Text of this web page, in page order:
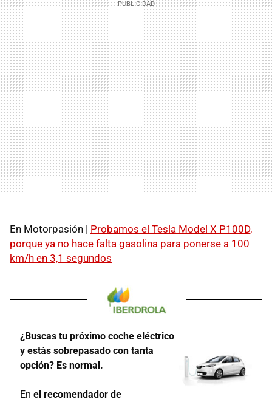
En Motorpasión | Probamos el Tesla Model X P100D,
porque ya no hace falta gasolina para ponerse a 100
km/h en 3,1 segundos
¿Buscas tu próximo coche eléctrico
y estás sobrepasado con tanta
opción? Es normal.
En el recomendador de